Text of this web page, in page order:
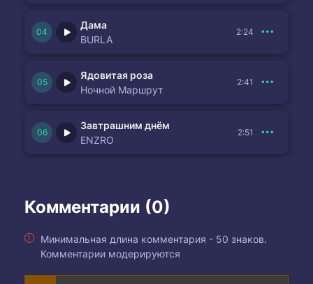
Дама
BURLA
2:24
Ядовитая роза
Ночной Маршрут
2:41
Завтрашним днём
ENZRO
2:51
Комментарии (0)
Минимальная длина комментария - 50 знаков.
Комментарии модерируются